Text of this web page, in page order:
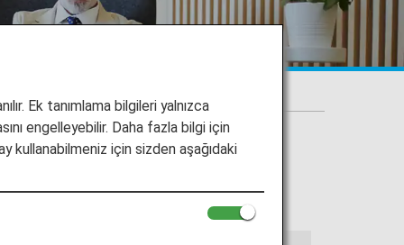
Ek tanımlama bilgileri yalnızca
engelleyebilir. Daha fazla bilgi için
kullanabilmeniz için sizden aşağıdaki